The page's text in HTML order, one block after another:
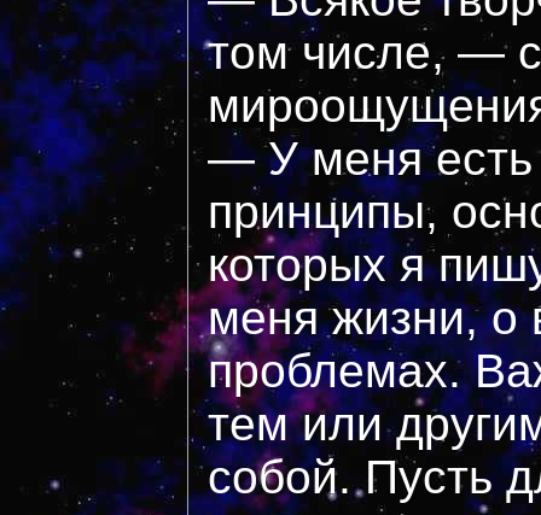
том числе, —
— У меня есть
принципы,
которых я
меня жизни, о
проблемах.
тем или
собой. Пусть